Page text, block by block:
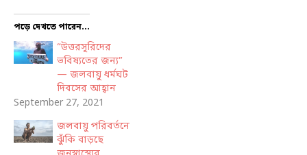
পড়ে দেখতে পারেন...
“উত্তরসূরিদের
ভবিষ্যতের জন্য”
— জলবায়ু ধর্মঘট
দিবসের আহ্বান
September 27, 2021
জলবায়ু পরিবর্তনে
ঝুঁকি বাড়ছে